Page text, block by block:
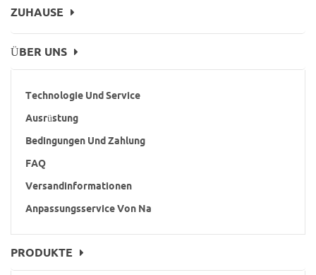
ZUHAUSE
ÜBER UNS
Technologie Und Service
Ausrüstung
Bedingungen Und Zahlung
FAQ
Versandinformationen
Anpassungsservice Von Nanopartikeln
PRODUKTE